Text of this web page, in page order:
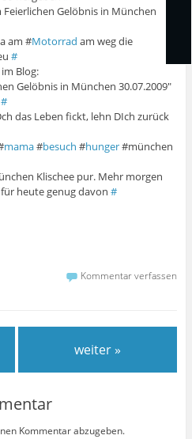
Gelöbnis in München
am #Motorrad am weg die
#
Blog:
Gelöbnis in München 30.07.2009"
#
das Leben fickt, lehn DIch zurück
mama#besuch #hunger#münchen
Klischee pur. Mehr morgen
für heute genug davon#
Kommentar verfassen
weiter »
Kommentar abzugeben.